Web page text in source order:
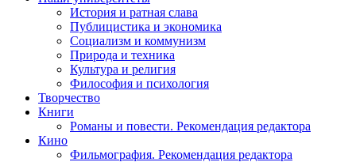
История и ратная слава
Публицистика и экономика
Социализм и коммунизм
Природа и техника
Культура и религия
Философия и психология
Творчество
Книги
Романы и повести. Рекомендация редактора
Кино
Фильмография. Рекомендация редактора